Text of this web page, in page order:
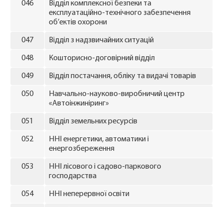
046
Відділ комплексної безпеки та
експлуатаційно-технічного забезпечення
об’ектів охорони
047 Відділ з надзвичайних ситуацій
048 Кошторисно-договірний відділ
049 Відділ постачання, обліку та видачі товарів
050
Навчально-науково-виробничий центр
«Автоінжиніринг»
051 Відділ земельних ресурсів
052
ННІ енергетики, автоматики і
енергозбереження
053
ННІ лісового і садово-паркового
господарства
054 ННІ неперервної освіти